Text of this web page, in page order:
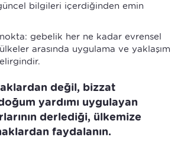
güncel bilgileri içerdiğinden emin
gebelik her ne kadar evrensel
arasında uygulama ve yaklaşım
değil, bizzat
yardımı uygulayan
derlediği, ülkemize
faydalanın.